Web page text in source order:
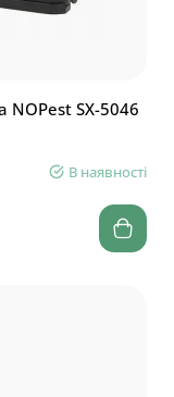
SX-5046
В наявності